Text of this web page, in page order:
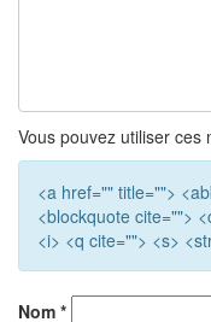
Vous pouvez utiliser ces
<a href="" title="">
<blockquote cite="">
<i> <q cite=""> <s>
Nom *